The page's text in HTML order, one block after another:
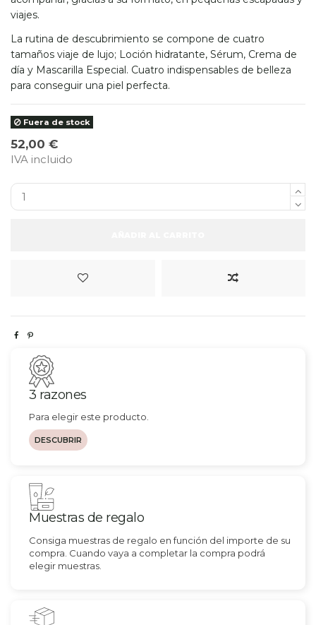
viajes.
La rutina de descubrimiento se compone de cuatro
tamaños viaje de lujo; Loción hidratante, Sérum, Crema de
día y Mascarilla Especial. Cuatro indispensables de belleza
para conseguir una piel perfecta.
Fuera de stock
52,00 €
IVA incluido
3 razones
Para elegir este producto.
DESCUBRIR
Muestras de regalo
Consiga muestras de regalo en función del importe de su
compra. Cuando vaya a completar la compra podrá
elegir muestras.